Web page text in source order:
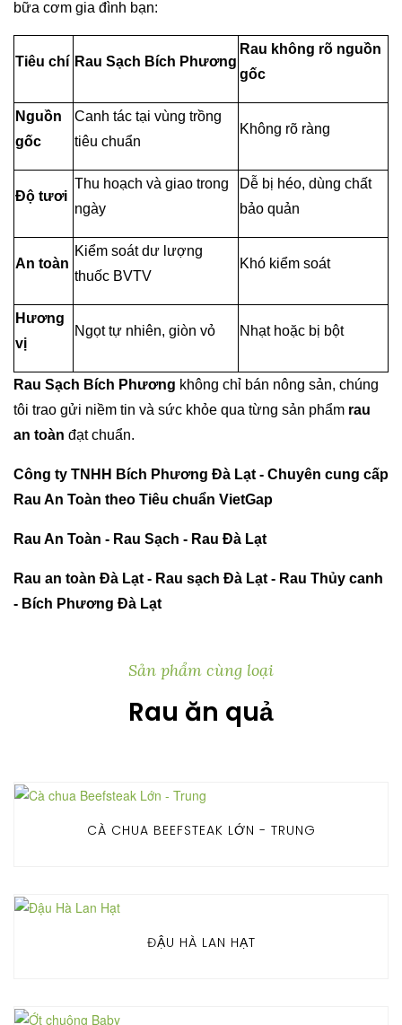
bữa cơm gia đình bạn:
Tiêu chí Rau Sạch Bích Phương
Rau không rõ nguồn
gốc
Nguồn
gốc
Canh tác tại vùng trồng
tiêu chuẩn
Không rõ ràng
Độ tươi
Thu hoạch và giao trong
ngày
Dễ bị héo, dùng chất
bảo quản
An toàn
Kiểm soát dư lượng
thuốc BVTV
Khó kiểm soát
Hương
vị
Ngọt tự nhiên, giòn vỏ Nhạt hoặc bị bột
Rau Sạch Bích Phương không chỉ bán nông sản, chúng
tôi trao gửi niềm tin và sức khỏe qua từng sản phẩm rau
an toàn đạt chuẩn.
Công ty TNHH Bích Phương Đà Lạt - Chuyên cung cấp
Rau An Toàn theo Tiêu chuẩn VietGap
Rau An Toàn - Rau Sạch - Rau Đà Lạt
Rau an toàn Đà Lạt - Rau sạch Đà Lạt - Rau Thủy canh
- Bích Phương Đà Lạt
Sản phẩm cùng loại
Rau ăn quả
CÀ CHUA BEEFSTEAK LỚN - TRUNG
ĐẬU HÀ LAN HẠT